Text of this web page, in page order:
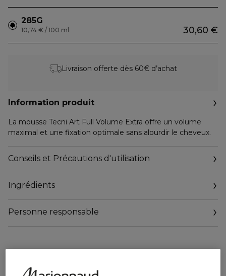
285G
30,60 €
10,74 € / 100 ml
Livraison offerte dès 60€ d’achat
Information produit
La mousse Tecni Art Full Volume Extra offre un volume
maximal et une fixation optimale sans alourdir le cheveux.
Conseils et Précautions d'utilisation
Ingrédients
Personne responsable